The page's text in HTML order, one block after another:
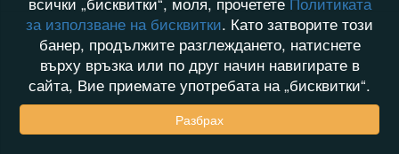
за използване на бисквитки. Като затворите този
банер, продължите разглеждането, натиснете
върху връзка или по друг начин навигирате в
сайта, Вие приемате употребата на „бисквитки“.
Разбрах